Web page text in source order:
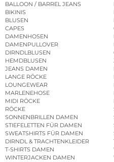
BALLOON / BARREL JEANS
BIKINIS
BLUSEN
CAPES
DAMENHOSEN
DAMENPULLOVER
DIRNDLBLUSEN
HEMDBLUSEN
JEANS DAMEN
LANGE RÖCKE
LOUNGEWEAR
MARLENEHOSE
MIDI RÖCKE
RÖCKE
SONNENBRILLEN DAMEN
STIEFELETTEN FÜR DAMEN
SWEATSHIRTS FÜR DAMEN
DIRNDL & TRACHTENKLEIDER
T-SHIRTS DAMEN
WINTERJACKEN DAMEN